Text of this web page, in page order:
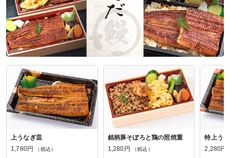
ご利用シーン：懇親会›
懇親会
参加者の年齢：不明男女比： 男性多め
埼玉県入間郡越生町上野東2026/07/25
焼肉ふたごの口コミをもっと見る
上うなぎ皿
1,780円
（税込）
銘柄豚そぼろと鶏の照焼重
1,280円
（税込）
特上う
2,280円